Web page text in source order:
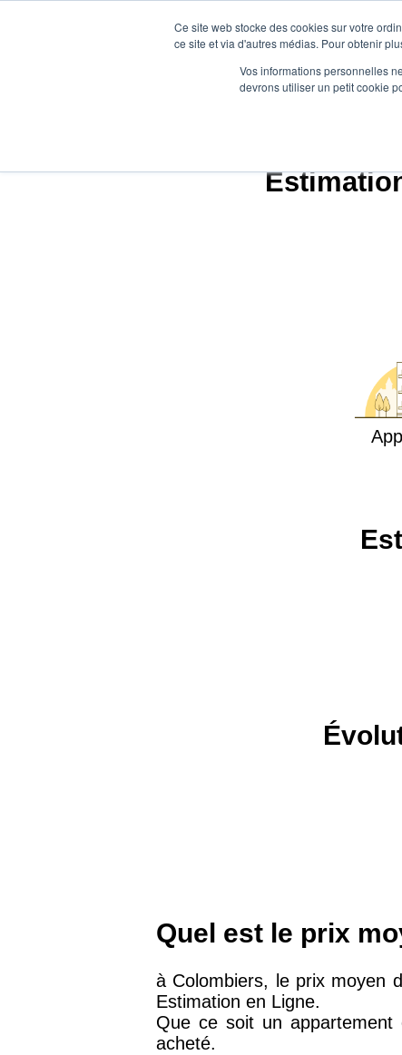
Ce site web stocke des cookies sur votre
ce site et via d'autres médias. Pour obtenir
Vos informations personnelles
devrons utiliser un petit cookie
Quel est le prix
à Colombiers, le prix moyen
Estimation en Ligne.
Que ce soit un
acheté.